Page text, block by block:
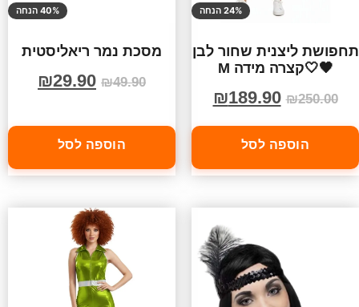
24% הנחה
תחפושת ליצנית שחור לבן
🖤🤍קצרה מידה M
₪250.00
₪189.90
הוספה לסל
40% הנחה
מסכת נמר ריאליסטית
₪49.90
₪29.90
הוספה לסל